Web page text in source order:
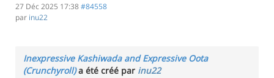
27 Déc 2025 17:38#84558
par inu22
Inexpressive Kashiwada and Expressive Oota
(Crunchyroll)a été créé par inu22